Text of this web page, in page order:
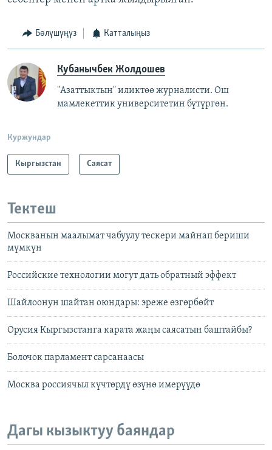
Бөлүшүңүз Катталыңыз
Кубанычбек Жолдошев
"Азаттыктын" иликтөө журналисти. Ош
мамлекеттик университетин бүтүргөн.
Куржундар
Кыргызстан Саясат
Тектеш
Москванын маалымат чабуулу тескери майнап бериши
мүмкүн
Российские технологии могут дать обратный эффект
Шайлоонун шайтан оюндары: эреже өзгөрбөйт
Орусия Кыргызстанга карата жаңы саясатын баштайбы?
Болочок парламент сарсанаасы
Москва россиячыл күчтөрдү өзүнө имерүүдө
Дагы кызыктуу баяндар